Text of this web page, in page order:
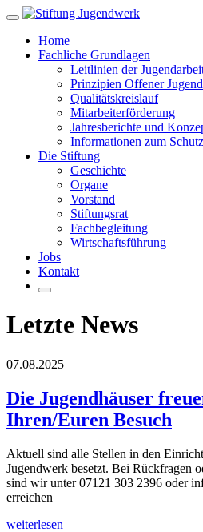
Zum
springenHome
Fachliche Grundlagen
Leitlinien der
Prinzipien Offener
Qualitätskreislauf
Mitarbeiterförderung
Jahresberichte und
Informationen zum
Die Stiftung
Geschichte
Organe
Vorstand
Stiftungsrat
Fachbegleitung
Wirtschaftsführung
Jobs
Kontakt
Letzte News
07.08.2025
Die Jugendhäuser
Ihren/Euren Besuch
Aktuell sind alle Stellen in den
Jugendwerk besetzt. Bei Rückfragen
sind wir unter 07121 303 2396 oder
erreichen
weiterlesen